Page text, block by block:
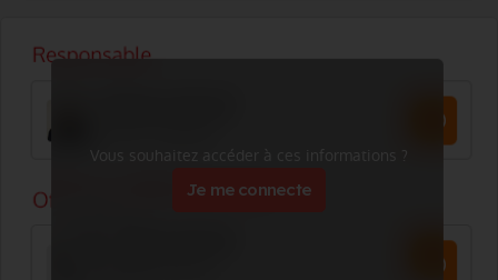
Vous souhaitez accéder à ces informations ?
Je me connecte